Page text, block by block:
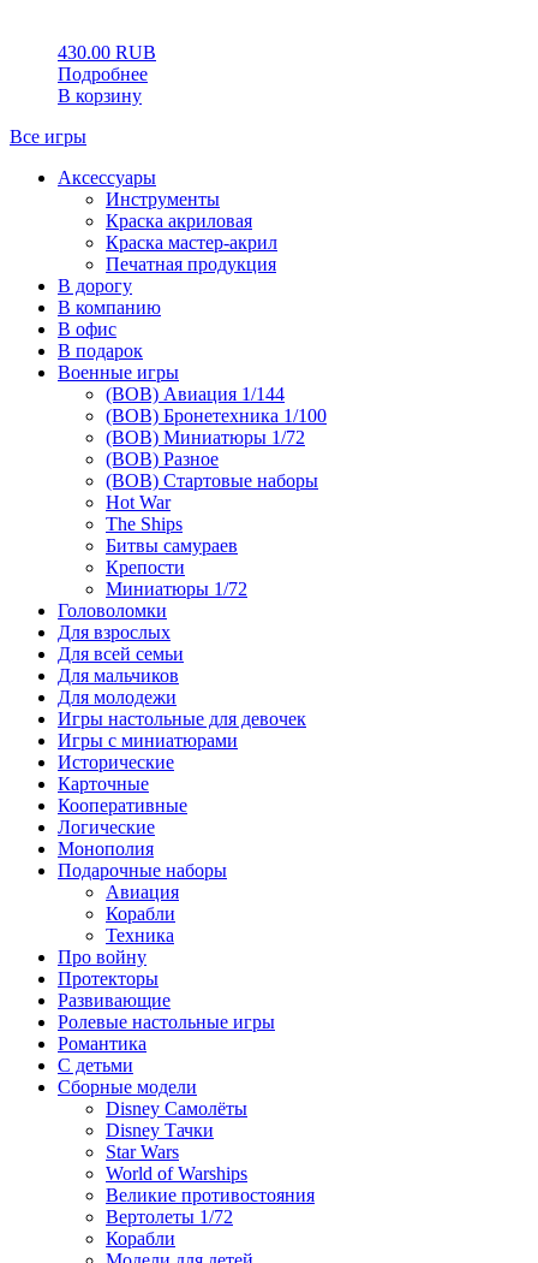
430.00 RUB
Подробнее
В корзину
Все игры
Аксессуары
Инструменты
Краска акриловая
Краска мастер-акрил
Печатная продукция
В дорогу
В компанию
В офис
В подарок
Военные игры
(ВОВ) Авиация 1/144
(ВОВ) Бронетехника 1/100
(ВОВ) Миниатюры 1/72
(ВОВ) Разное
(ВОВ) Стартовые наборы
Hot War
The Ships
Битвы самураев
Крепости
Миниатюры 1/72
Головоломки
Для взрослых
Для всей семьи
Для мальчиков
Для молодежи
Игры настольные для девочек
Игры с миниатюрами
Исторические
Карточные
Кооперативные
Логические
Монополия
Подарочные наборы
Авиация
Корабли
Техника
Про войну
Протекторы
Развивающие
Ролевые настольные игры
Романтика
С детьми
Сборные модели
Disney Самолёты
Disney Тачки
Star Wars
World of Warships
Великие противостояния
Вертолеты 1/72
Корабли